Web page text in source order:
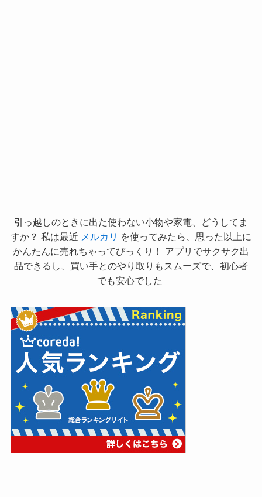
引っ越しのときに出た使わない小物や家電、どうしてま
すか？ 私は最近 メルカリ を使ってみたら、思った以上に
かんたんに売れちゃってびっくり！ アプリでサクサク出
品できるし、買い手とのやり取りもスムーズで、初心者
でも安心でした